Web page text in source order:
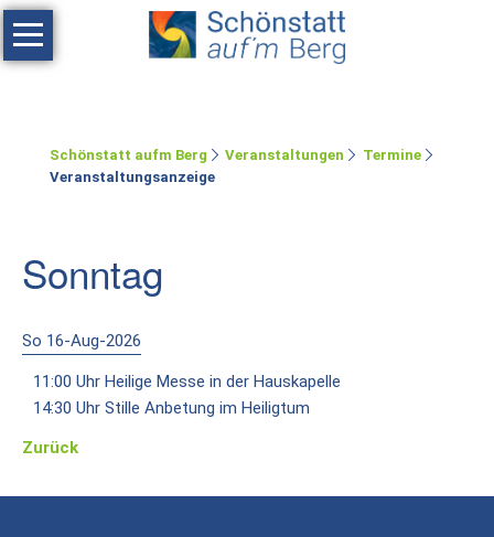
Navigation
überspringen
Erholen
Räumlichkeiten
Zimmer
Ferienwohnung
Heiligtum
Schönstatt aufm Berg Veranstaltungen
Termine
Veranstaltungsanzeige
Sonntag
So 16-Aug-2026
11:00 Uhr Heilige Messe in der Hauskapelle
14:30 Uhr Stille Anbetung im Heiligtum
Zurück